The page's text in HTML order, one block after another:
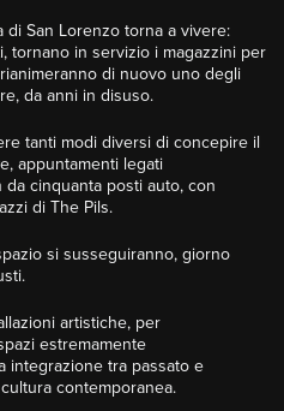
di San Lorenzo torna a vivere:
tornano in servizio i magazzini per
di nuovo uno degli
da anni in disuso.
tanti modi diversi di concepire il
appuntamenti legati
da cinquanta posti auto, con
di The Pils.
si susseguiranno, giorno
artistiche, per
estremamente
integrazione tra passato e
contemporanea.